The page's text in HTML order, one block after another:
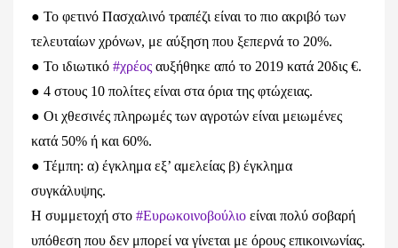
● Το φετινό Πασχαλινό τραπέζι είναι το πιο ακριβό των
τελευταίων χρόνων, με αύξηση που ξεπερνά το 20%.
● Το ιδιωτικό #χρέος αυξήθηκε από το 2019 κατά 20δις €.
● 4 στους 10 πολίτες είναι στα όρια της φτώχειας.
● Οι χθεσινές πληρωμές των αγροτών είναι μειωμένες
κατά 50% ή και 60%.
● Τέμπη: α) έγκλημα εξ’ αμελείας β) έγκλημα
συγκάλυψης.
Η συμμετοχή στο #Ευρωκοινοβούλιο είναι πολύ σοβαρή
υπόθεση που δεν μπορεί να γίνεται με όρους επικοινωνίας.